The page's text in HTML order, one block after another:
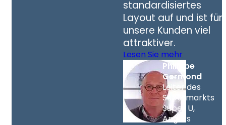
standardisiertes
Layout auf und ist für
unsere Kunden viel
attraktiver.
Lesen Sie mehr
Philippe
Germond
Leiter des
Supermarkts
Super U,
Angers